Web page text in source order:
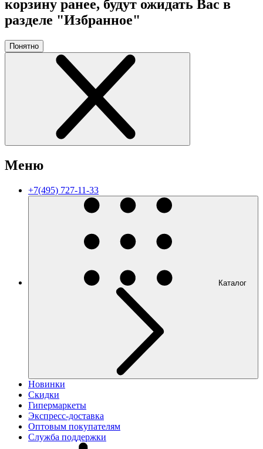
корзину ранее, будут ожидать Вас в
разделе "Избранное"
Понятно
Меню
+7(495) 727-11-33
Каталог
Новинки
Скидки
Гипермаркеты
Экспресс-доставка
Оптовым покупателям
Служба поддержки